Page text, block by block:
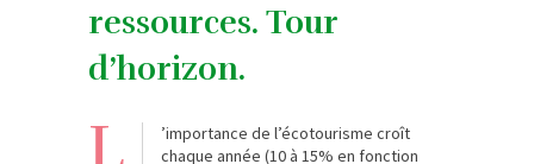
ressources. Tour
d’horizon.
L
’importance de l’écotourisme croît
chaque année (10 à 15% en fonction